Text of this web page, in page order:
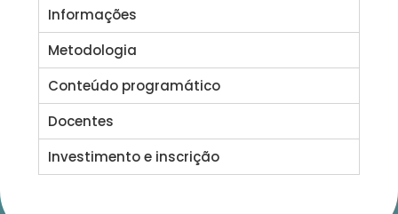
Informações
Metodologia
Conteúdo programático
Docentes
Investimento e inscrição